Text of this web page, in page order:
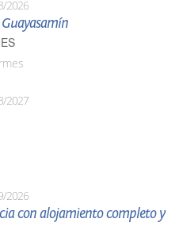
2026
2027
2026
con alojamiento completo y